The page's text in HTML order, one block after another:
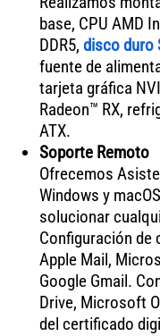
base, CPU AMD
DDR5, disco duro
fuente de
tarjeta gráfica
Radeon™ RX,
ATX.
Soporte Remoto
Ofrecemos
Windows y
solucionar
Configuración
Apple Mail,
Google Gmail.
Drive, Microsoft
del certificado